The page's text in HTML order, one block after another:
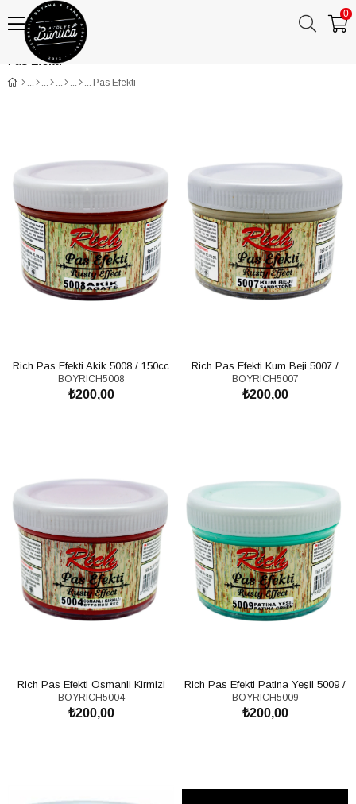
0
Anasayfa BANUCA PAPER ART
Pas Efekti
Pas Efekti
Rich Pas Efekti Akik 5008 / 150cc
BOYRICH5008
₺200,00
Rich Pas Efekti Kum Beji 5007 /
150cc
BOYRICH5007
₺200,00
Rich Pas Efekti Osmanli Kirmizi
5004 / 150cc
BOYRICH5004
₺200,00
Rich Pas Efekti Patina Yeşil 5009 /
150cc
BOYRICH5009
₺200,00